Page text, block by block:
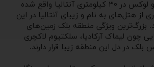
شهرکی بسیار سرسبز و لوکس در ۳۰ کیلومتری آنتالیا واقع شده
از هتل‌های به نام و زیبای آنتالیا در این
بزرگ‌ترین ویژگی منطقه بلک زمین‌های
لیماک آرکادیا، سلکتیوم لاکچری
در دل این منطقه زیبا قرار دارند.